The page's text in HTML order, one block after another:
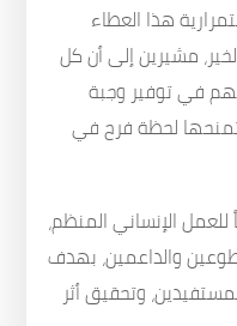
هذا العطاء
مشيرين إلى أن كل
في توفير وجبة
لحظة فرح في
الإنساني المنظم،
والداعمين، بهدف
وتحقيق أثر